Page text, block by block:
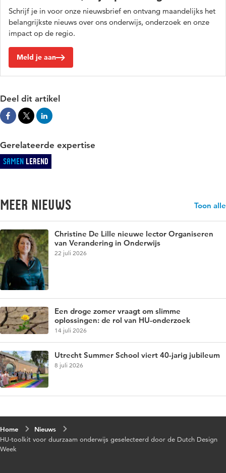
Schrijf je in voor onze nieuwsbrief en ontvang maandelijks het
belangrijkste nieuws over ons onderwijs, onderzoek en onze
impact op de regio.
Meld je aan
Deel dit artikel
Gerelateerde expertise
Samen Lerend
Meer nieuws Toon alle
Christine De Lille nieuwe lector Organiseren
van Verandering in Onderwijs
22 juli 2026
Een droge zomer vraagt om slimme
oplossingen: de rol van HU-onderzoek
14 juli 2026
Utrecht Summer School viert 40-jarig jubileum
8 juli 2026
Home
Nieuws
HU-toolkit voor duurzaam onderwijs geselecteerd door de Dutch Design
Week